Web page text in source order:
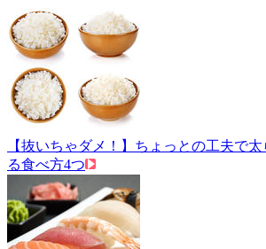
【抜いちゃダメ！】ちょっとの工夫で
る食べ方4つ